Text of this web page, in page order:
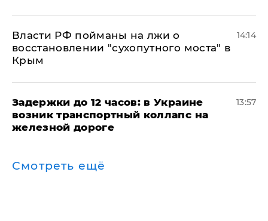
Власти РФ пойманы на лжи о
восстановлении "сухопутного моста" в
Крым
14:14
Задержки до 12 часов: в Украине
возник транспортный коллапс на
железной дороге
13:57
Смотреть ещё